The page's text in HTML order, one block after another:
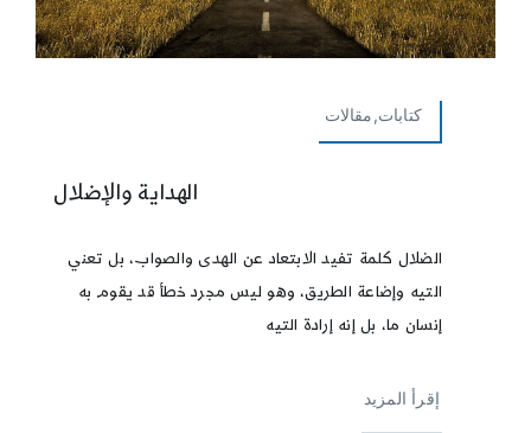
كتابات,مقالات
الهداية والإضلال
الضلال كلمة تفيد الابتعاد عن الهدى والصواب، بل تعني
التيه وإضاعة الطريق، وهو ليس مجرد خطأ قد يقوم به
إنسان ما، بل إنه إرادة التيه
إقرأ المزيد